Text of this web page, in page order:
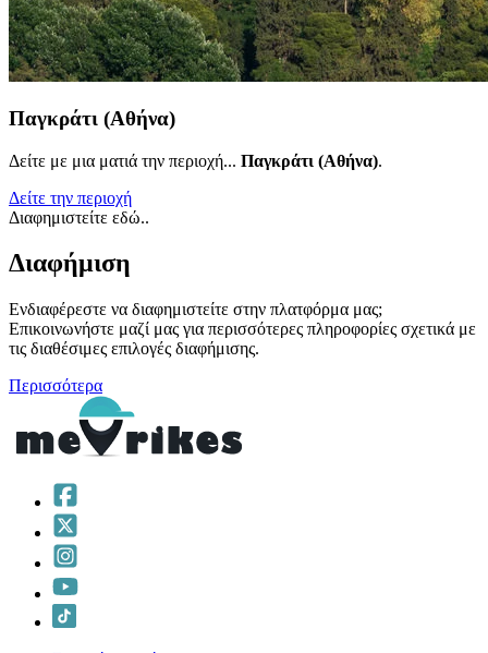
Παγκράτι (Αθήνα)
Δείτε με μια ματιά την περιοχή... Παγκράτι (Αθήνα).
Δείτε την περιοχή
Διαφημιστείτε εδώ..
Διαφήμιση
Ενδιαφέρεστε να διαφημιστείτε στην πλατφόρμα μας;
Επικοινωνήστε μαζί μας για περισσότερες πληροφορίες σχετικά με
τις διαθέσιμες επιλογές διαφήμισης.
Περισσότερα